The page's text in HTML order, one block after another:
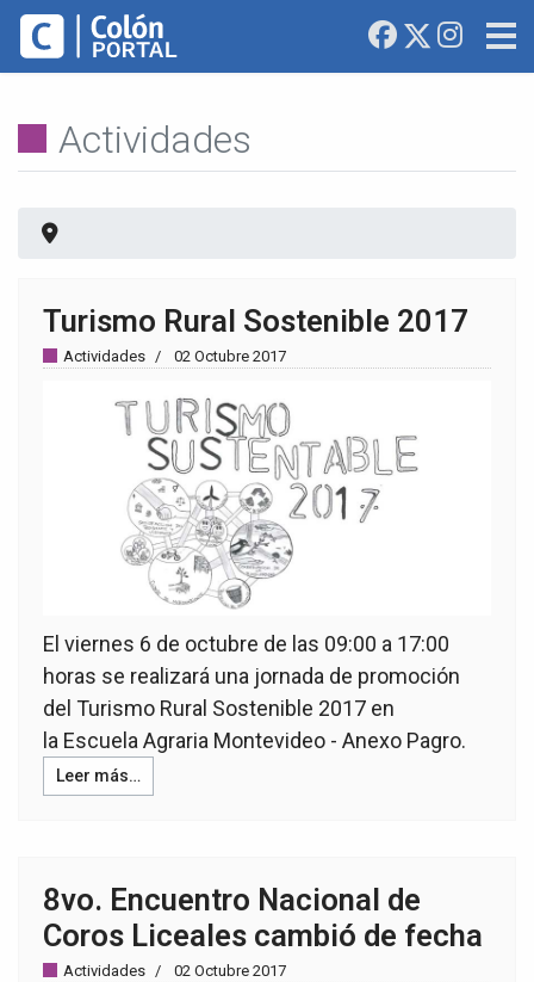
Actividades
Turismo Rural Sostenible 2017
Actividades 02 Octubre 2017
El viernes 6 de octubre de las 09:00 a 17:00
horas se realizará una jornada de promoción
del Turismo Rural Sostenible 2017 en
la Escuela Agraria Montevideo - Anexo Pagro.
Leer más…
8vo. Encuentro Nacional de
Coros Liceales cambió de fecha
Actividades 02 Octubre 2017